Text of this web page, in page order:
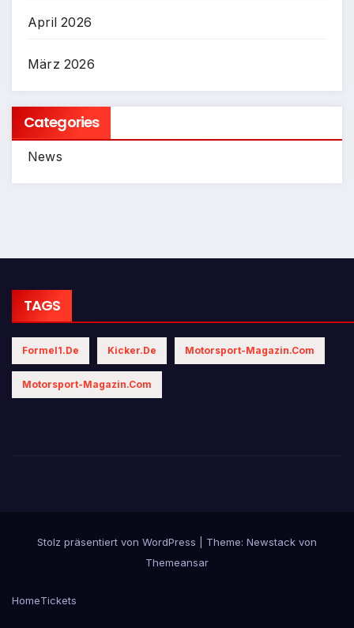
April 2026
März 2026
Categories
News
TAGS
Formel1.de Kicker.de Motorsport-Magazin.com
Motorsport-Magazin.com
Stolz präsentiert von WordPress Theme: Newstack von
Themeansar
HomeTickets